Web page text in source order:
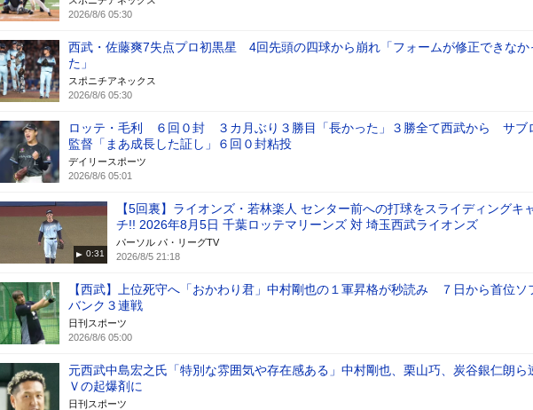
2026/8/6 05:30
西武・佐藤爽7失点プロ初黒星 4回先頭の四球から崩れ「フォームが修正できなか
た」
スポニチアネックス
2026/8/6 05:30
ロッテ・毛利 ６回０封 ３カ月ぶり３勝目「長かった」３勝全て西武から サブ
監督「まあ成長した証し」６回０封粘投
デイリースポーツ
2026/8/6 05:01
0:31
【5回裏】ライオンズ・若林楽人 センター前への打球をスライディングキ
チ!! 2026年8月5日 千葉ロッテマリーンズ 対 埼玉西武ライオンズ
パーソル パ・リーグTV
2026/8/5 21:18
【西武】上位死守へ「おかわり君」中村剛也の１軍昇格が秒読み ７日から首位ソ
バンク３連戦
日刊スポーツ
2026/8/6 05:00
元西武中島宏之氏「特別な雰囲気や存在感ある」中村剛也、栗山巧、炭谷銀仁朗ら
Ｖの起爆剤に
日刊スポーツ